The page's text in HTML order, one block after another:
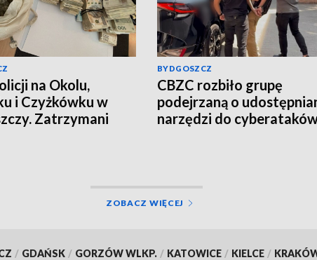
na Okolu,
i Czyżkówku w
Zatrzymani
BYDGOSZCZ
CBZC rozbiło grupę
podejrzaną o
narzędzi do
ZOBACZ WIĘCEJ
/ GDAŃSK / GORZÓW WLKP. / KATOWICE / KIELCE /